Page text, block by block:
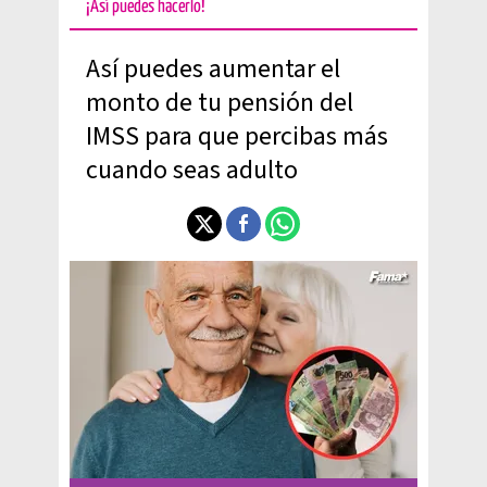
¡Así puedes hacerlo!
Así puedes aumentar el
monto de tu pensión del
IMSS para que percibas más
cuando seas adulto